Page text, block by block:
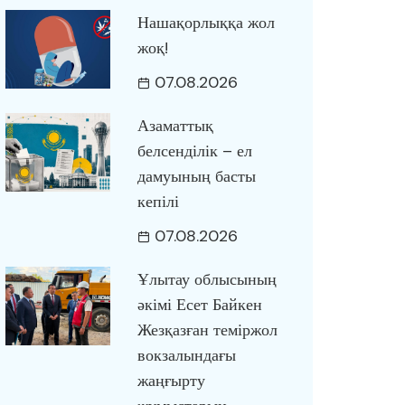
Нашақорлыққа жол
жоқ!
07.08.2026
Азаматтық
белсенділік – ел
дамуының басты
кепілі
07.08.2026
Ұлытау облысының
әкімі Есет Байкен
Жезқазған теміржол
вокзалындағы
жаңғырту